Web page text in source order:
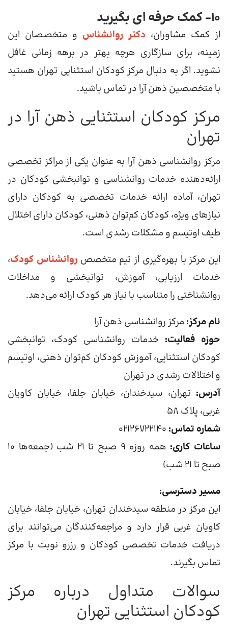
10- کمک حرفه ای بگیرید
از کمک مشاوران، دکتر روانشناس و متخصصان این
زمینه، برای سازگاری هرچه بهتر در برهه زمانی غافل
نشوید. اگر به دنبال مرکز کودکان استثنایی تهران هستید
با متخصصین ذهن آرا در تماس باشید.
مرکز کودکان استثنایی ذهن آرا در
تهران
مرکز روانشناسی ذهن آرا به عنوان یکی از مراکز تخصصی
ارائه‌دهنده خدمات روانشناسی و توانبخشی کودکان در
تهران، آماده ارائه خدمات تخصصی به کودکان دارای
نیازهای ویژه، کودکان کم‌توان ذهنی، کودکان دارای اختلال
طیف اوتیسم و مشکلات رشدی است.
این مرکز با بهره‌گیری از تیم متخصصروانشناس کودک،
خدمات ارزیابی، آموزش، توانبخشی و مداخلات
روانشناختی را متناسب با نیاز هر کودک ارائه می‌دهد.
نام مرکز: مرکز روانشناسی ذهن آرا
حوزه فعالیت: خدمات روانشناسی کودک، توانبخشی
کودکان استثنایی، آموزش کودکان کم‌توان ذهنی، اوتیسم
و اختلالات رشدی در تهران
آدرس: تهران، سیدخندان، خیابان جلفا، خیابان کاویان
غربی، پلاک ۵۸
شماره تماس:
ساعات کاری:
همه روزه ۹ صبح تا ۲۱ شب (جمعه‌ها ۱۰
صبح تا ۲۱ شب)
مسیر دسترسی:
این مرکز در منطقه سیدخندان تهران، خیابان جلفا، خیابان
کاویان غربی قرار دارد و مراجعه‌کنندگان می‌توانند برای
دریافت خدمات تخصصی کودکان و رزرو نوبت با مرکز
تماس بگیرند.
سوالات متداول درباره مرکز
کودکان استثنایی تهران